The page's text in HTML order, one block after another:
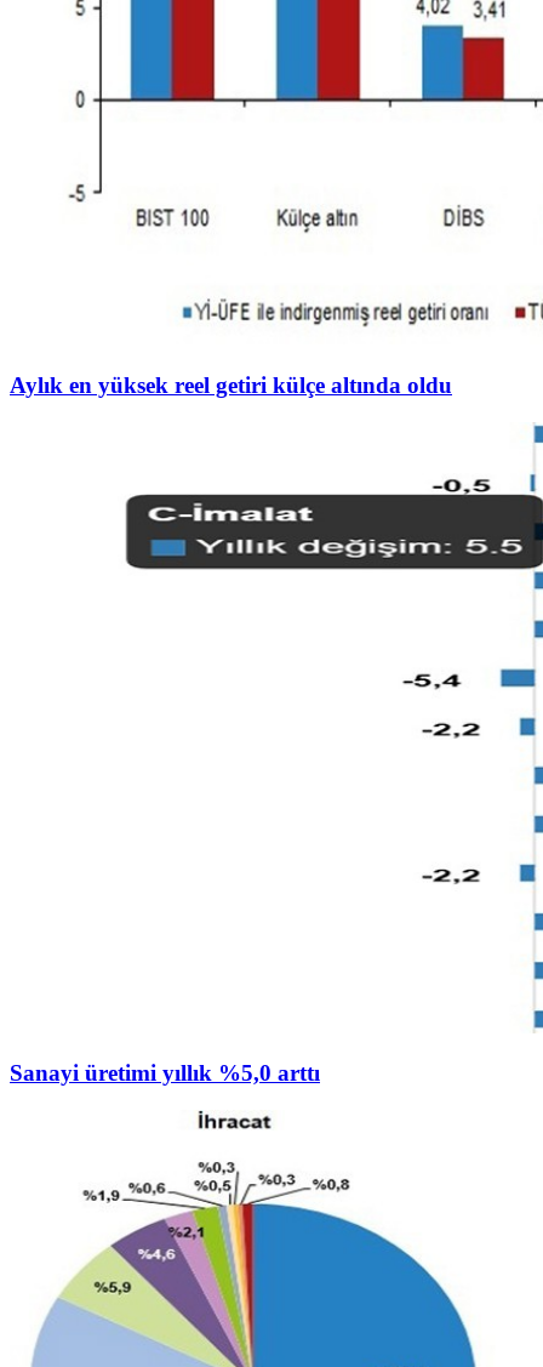
Aylık en yüksek reel getiri külçe altında oldu
Sanayi üretimi yıllık %5,0 arttı